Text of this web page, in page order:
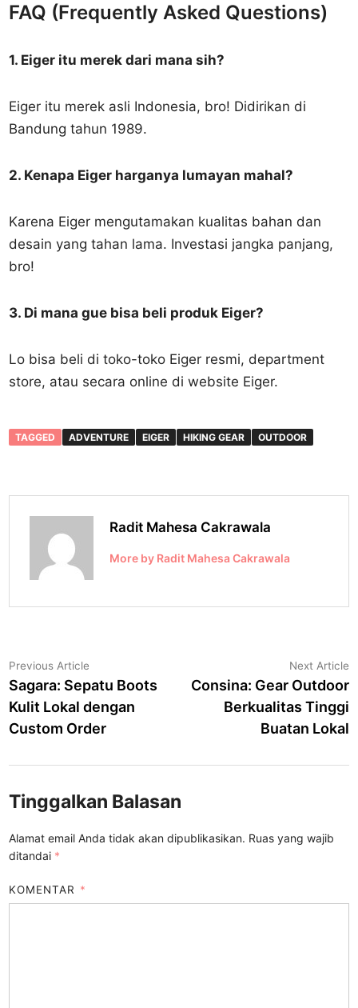
FAQ (Frequently Asked Questions)
1. Eiger itu merek dari mana sih?
Eiger itu merek asli Indonesia, bro! Didirikan di
Bandung tahun 1989.
2. Kenapa Eiger harganya lumayan mahal?
Karena Eiger mengutamakan kualitas bahan dan
desain yang tahan lama. Investasi jangka panjang,
bro!
3. Di mana gue bisa beli produk Eiger?
Lo bisa beli di toko-toko Eiger resmi, department
store, atau secara online di website Eiger.
TAGGED ADVENTURE EIGER HIKING GEAR OUTDOOR
Radit Mahesa Cakrawala
More by Radit Mahesa Cakrawala
Navigasi
pos
Previous Article
article:
Sagara: Sepatu Boots
Kulit Lokal dengan
Custom Order
Next Article
Consina: Gear Outdoor
Berkualitas Tinggi
Buatan Lokal
Tinggalkan Balasan
Alamat email Anda tidak akan dipublikasikan. Ruas yang wajib
ditandai *
KOMENTAR *